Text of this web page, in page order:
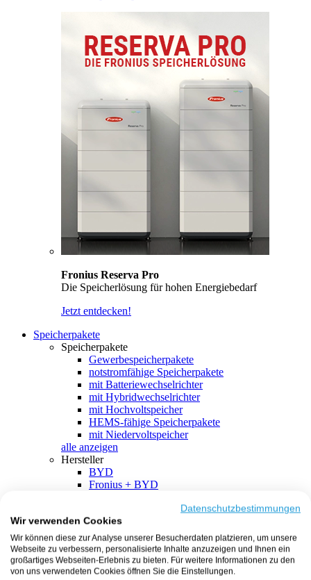
Fronius Reserva Pro
Die Speicherlösung für hohen Energiebedarf
Jetzt entdecken!
Speicherpakete
Speicherpakete
Gewerbespeicherpakete
notstromfähige Speicherpakete
mit Batteriewechselrichter
mit Hybridwechselrichter
mit Hochvoltspeicher
HEMS-fähige Speicherpakete
mit Niedervoltspeicher
alle anzeigen
Hersteller
BYD
Fronius + BYD
SMA + BYD
EcoFlow
EcoFlow + EcoFlow
FENECON
FENECON + FENECON
Datenschutzbestimmungen
Wir verwenden Cookies
Wir können diese zur Analyse unserer Besucherdaten platzieren, um unsere
Webseite zu verbessern, personalisierte Inhalte anzuzeigen und Ihnen ein
großartiges Webseiten-Erlebnis zu bieten. Für weitere Informationen zu den
von uns verwendeten Cookies öffnen Sie die Einstellungen.